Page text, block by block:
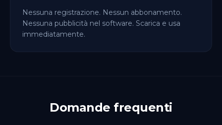
Nessuna registrazione. Nessun abbonamento.
Nessuna pubblicità nel software. Scarica e usa
immediatamente.
Domande frequenti